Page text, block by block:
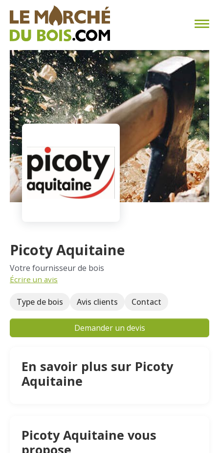
CHAUFFAGE AU BOIS
FAQ
CALCULER SA CONSOMMATION
TROUVER SON FOURNISSEUR
BLOG
ESPACE PRO
Picoty Aquitaine
Votre fournisseur de bois
Écrire un avis
Type de bois Avis clients Contact
Demander un devis
En savoir plus sur Picoty
Aquitaine
Picoty Aquitaine vous
propose